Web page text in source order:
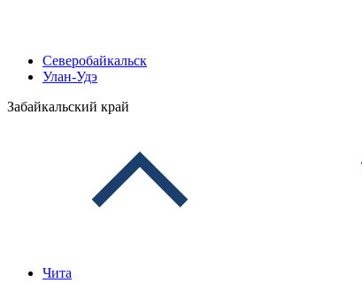
Северобайкальск
Улан-Удэ
Забайкальский край
Чита